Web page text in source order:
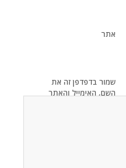
אתר
שמור בדפדפן זה את
השם, האימייל והאתר